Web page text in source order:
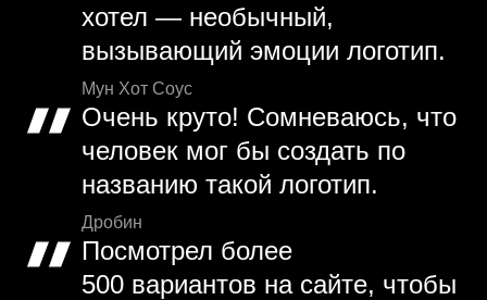
хотел — необычный,
вызывающий эмоции логотип.
Мун Хот Соус
Очень круто! Сомневаюсь, что
человек мог бы создать по
названию такой логотип.
Дробин
Посмотрел более
500 вариантов на сайте, чтобы